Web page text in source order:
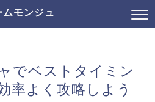
ムモンジュ
でベストタイミン
率よく攻略しよう